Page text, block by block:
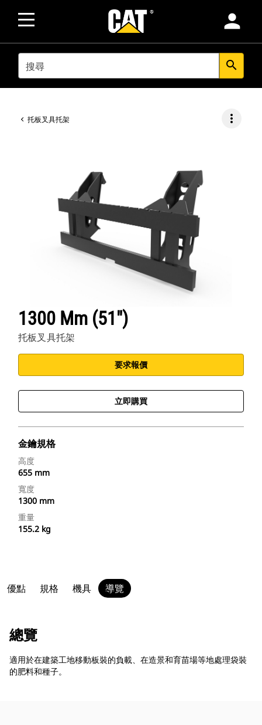
person
SEARCH search
托板叉具托架 more_vert
1300 Mm (51")
托板叉具托架
要求報價
立即購買
金鑰規格
高度
655 mm
寬度
1300 mm
重量
155.2 kg
優點 規格 機具 導覽
總覽
適用於在建築工地移動板裝的負載、在造景和育苗場等地處理袋裝
的肥料和種子。